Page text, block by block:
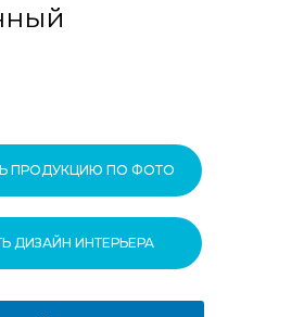
ПРОДУКЦИЮ ПО ФОТО
ДИЗАЙН ИНТЕРЬЕРА